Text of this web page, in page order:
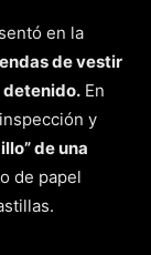
en la
de vestir
detenido. En
y
de una
de papel